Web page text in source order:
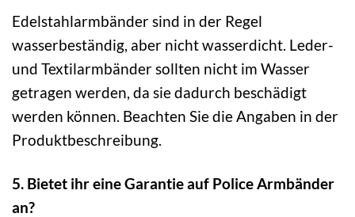
Edelstahlarmbänder sind in der Regel
wasserbeständig, aber nicht wasserdicht. Leder-
und Textilarmbänder sollten nicht im Wasser
getragen werden, da sie dadurch beschädigt
werden können. Beachten Sie die Angaben in der
Produktbeschreibung.
5. Bietet ihr eine Garantie auf Police Armbänder
an?